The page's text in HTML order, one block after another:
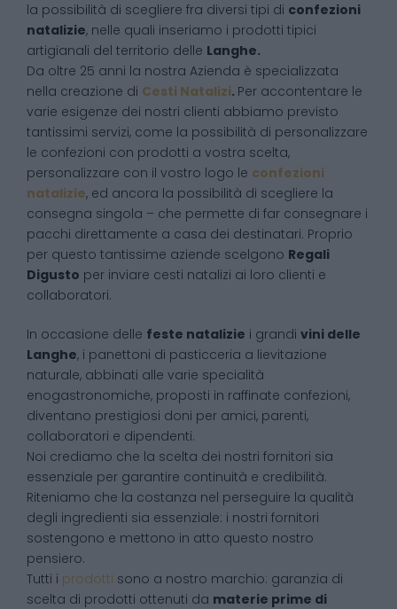
la possibilità di scegliere fra diversi tipi di confezioni
natalizie, nelle quali inseriamo i prodotti tipici
artigianali del territorio delle Langhe.
Da oltre 25 anni la nostra Azienda è specializzata
nella creazione di Cesti Natalizi. Per accontentare le
varie esigenze dei nostri clienti abbiamo previsto
tantissimi servizi, come la possibilità di personalizzare
le confezioni con prodotti a vostra scelta,
personalizzare con il vostro logo le confezioni
natalizie, ed ancora la possibilità di scegliere la
consegna singola – che permette di far consegnare i
pacchi direttamente a casa dei destinatari. Proprio
per questo tantissime aziende scelgono Regali
Digusto per inviare cesti natalizi ai loro clienti e
collaboratori.
In occasione delle feste natalizie i grandi vini delle
Langhe, i panettoni di pasticceria a lievitazione
naturale, abbinati alle varie specialità
enogastronomiche, proposti in raffinate confezioni,
diventano prestigiosi doni per amici, parenti,
collaboratori e dipendenti.
Noi crediamo che la scelta dei nostri fornitori sia
essenziale per garantire continuità e credibilità.
Riteniamo che la costanza nel perseguire la qualità
degli ingredienti sia essenziale: i nostri fornitori
sostengono e mettono in atto questo nostro
pensiero.
Tutti i prodotti sono a nostro marchio: garanzia di
scelta di prodotti ottenuti da materie prime di